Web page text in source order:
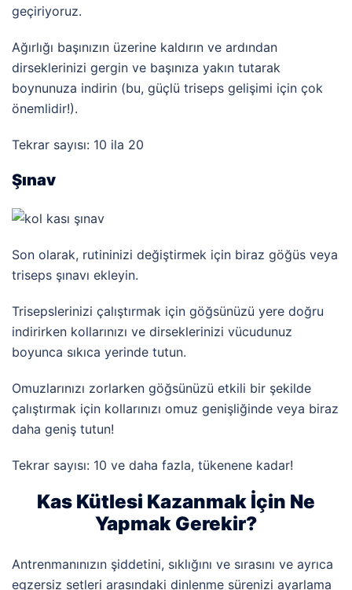
geçiriyoruz.
Ağırlığı başınızın üzerine kaldırın ve ardından
dirseklerinizi gergin ve başınıza yakın tutarak
boynunuza indirin (bu, güçlü triseps gelişimi için çok
önemlidir!).
Tekrar sayısı: 10 ila 20
Şınav
Son olarak, rutininizi değiştirmek için biraz göğüs veya
triseps şınavı ekleyin.
Trisepslerinizi çalıştırmak için göğsünüzü yere doğru
indirirken kollarınızı ve dirseklerinizi vücudunuz
boyunca sıkıca yerinde tutun.
Omuzlarınızı zorlarken göğsünüzü etkili bir şekilde
çalıştırmak için kollarınızı omuz genişliğinde veya biraz
daha geniş tutun!
Tekrar sayısı: 10 ve daha fazla, tükenene kadar!
Kas Kütlesi Kazanmak İçin Ne
Yapmak Gerekir?
Antrenmanınızın şiddetini, sıklığını ve sırasını ve ayrıca
egzersiz setleri arasındaki dinlenme sürenizi ayarlama